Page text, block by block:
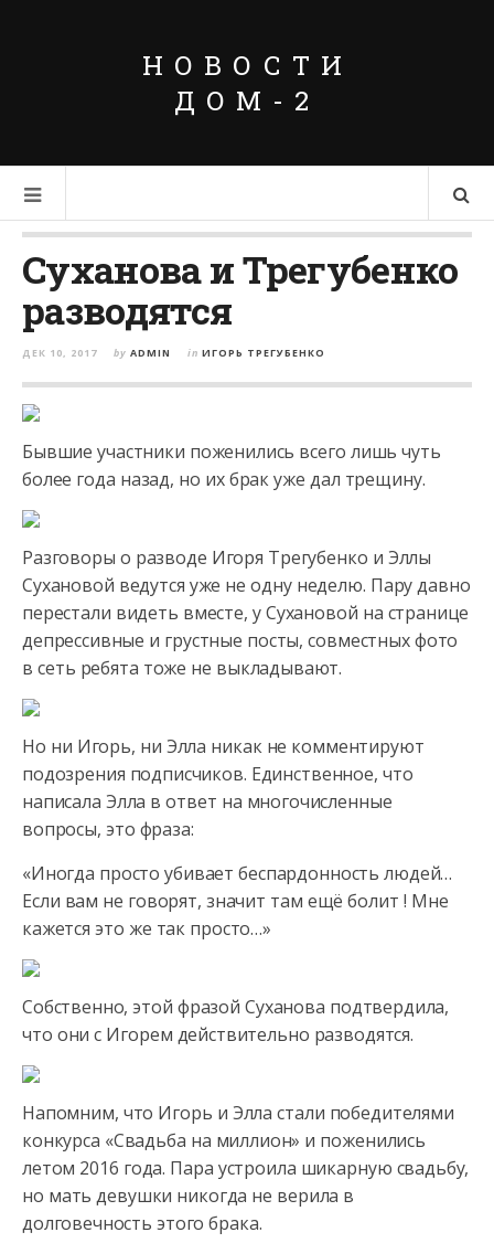
НОВОСТИ
ДОМ-2
Суханова и Трегубенко
разводятся
ДЕК 10, 2017 by ADMIN in ИГОРЬ ТРЕГУБЕНКО
Бывшие участники поженились всего лишь чуть
более года назад, но их брак уже дал трещину.
Разговоры о разводе Игоря Трегубенко и Эллы
Сухановой ведутся уже не одну неделю. Пару давно
перестали видеть вместе, у Сухановой на странице
депрессивные и грустные посты, совместных фото
в сеть ребята тоже не выкладывают.
Но ни Игорь, ни Элла никак не комментируют
подозрения подписчиков. Единственное, что
написала Элла в ответ на многочисленные
вопросы, это фраза:
«Иногда просто убивает беспардонность людей…
Если вам не говорят, значит там ещё болит ! Мне
кажется это же так просто…»
Собственно, этой фразой Суханова подтвердила,
что они с Игорем действительно разводятся.
Напомним, что Игорь и Элла стали победителями
конкурса «Свадьба на миллион» и поженились
летом 2016 года. Пара устроила шикарную свадьбу,
но мать девушки никогда не верила в
долговечность этого брака.